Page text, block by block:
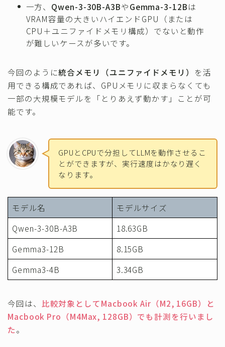
一方、 Qwen-3-30B-A3BやGemma-3-12Bは
VRAM容量の大きいハイエンドGPU（または
CPU＋ユニファイドメモリ構成）でないと動作
が難しいケースが多いです。
今回のように統合メモリ（ユニファイドメモリ） を活
用できる構成であれば、GPUメモリに収まらなくても
一部の大規模モデルを「とりあえず動かす」ことが可
能です。
GPUとCPUで分担してLLMを動作させるこ
とができますが、実行速度はかなり遅く
なります。
モデル名
モデルサイズ
Qwen-3-30B-A3B
18.63GB
Gemma3-12B
8.15GB
Gemma3-4B
3.34GB
今回は、 比較対象としてMacbook Air（M2, 16GB）と
Macbook Pro（M4Max, 128GB）でも計測を行いまし
た。